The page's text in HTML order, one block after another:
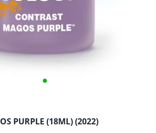
PURPLE (18ML) (2022)